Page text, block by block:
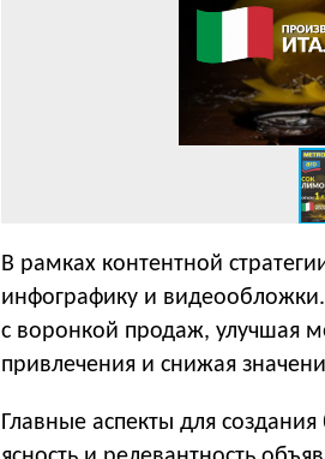
В рамках контентной
инфографику и видеообложки.
с воронкой продаж, улучшая
привлечения и снижая
Главные аспекты для